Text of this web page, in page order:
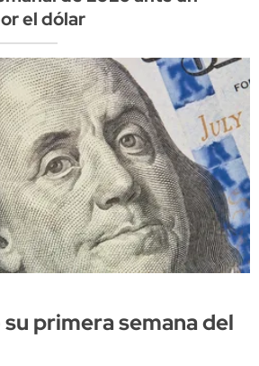
el dólar
primera semana del